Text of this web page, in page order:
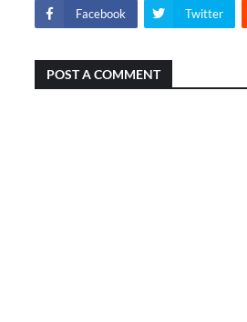
Facebook Twitter
POST A COMMENT